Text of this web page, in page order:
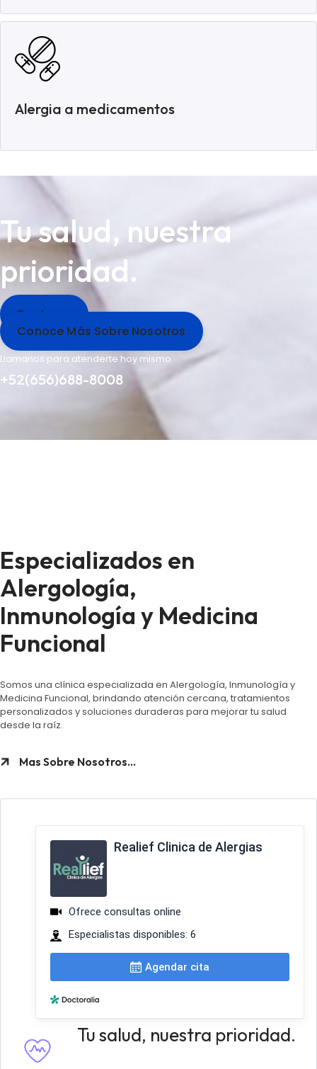
Alergia a medicamentos
Tu salud, nuestra
prioridad.
Doctores
Conoce Más Sobre Nosotros
Llamanos para atenderte hoy mismo
+52(656)688-8008
Especializados en
Alergología,
Inmunología y Medicina
Funcional
Somos una clínica especializada en Alergología, Inmunología y
Medicina Funcional, brindando atención cercana, tratamientos
personalizados y soluciones duraderas para mejorar tu salud
desde la raíz.
Mas Sobre Nosotros...
Tu salud, nuestra prioridad.